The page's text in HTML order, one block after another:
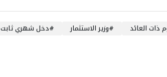
ذات العائد #وزير الاستثمار #دخل شهري ثابت